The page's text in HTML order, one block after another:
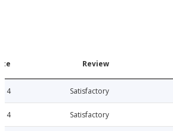
Satisfactory
2015-06-14
Satisfactory
2015-06-14